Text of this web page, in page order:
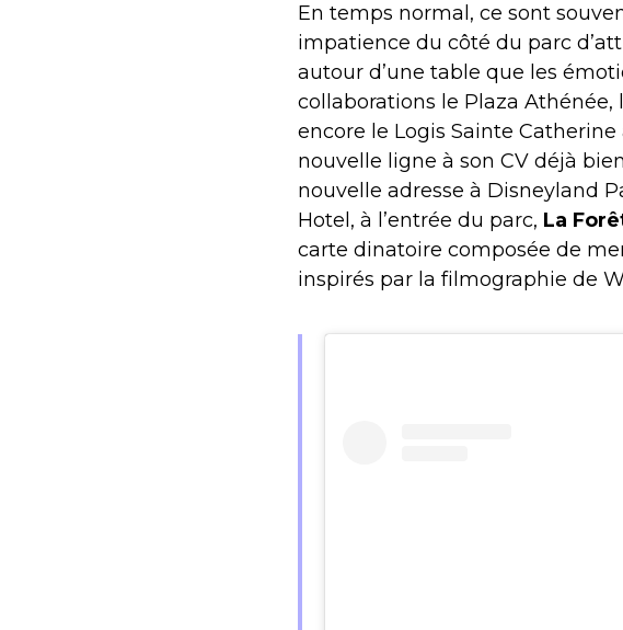
En temps normal, ce sont
impatience du côté du parc
autour d’une table que les
collaborations le Plaza
encore le Logis Sainte
nouvelle ligne à son CV déjà
nouvelle adresse à Disneyland
Hotel, à l’entrée du parc, La
carte dinatoire composée de
inspirés par la filmographie de